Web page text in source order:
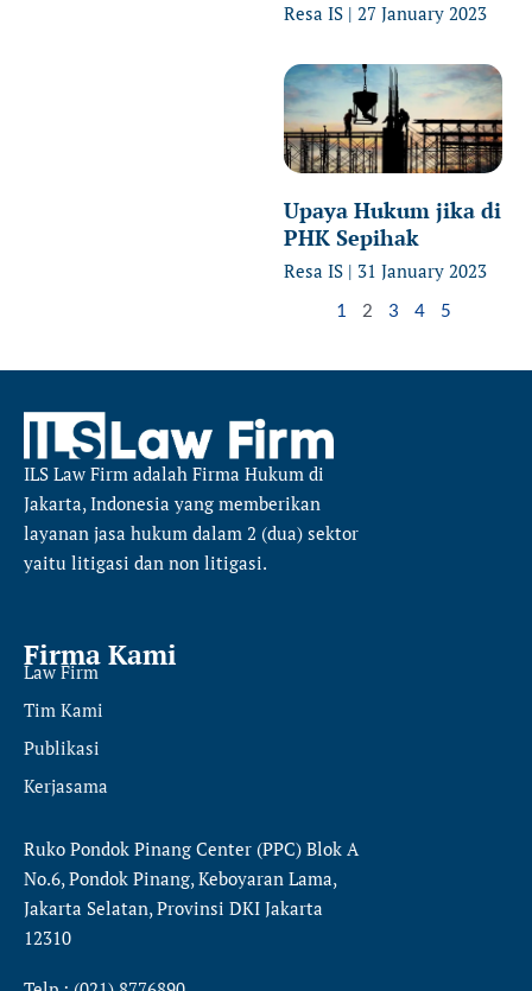
Resa IS 27 January 2023
Upaya Hukum jika di
PHK Sepihak
Resa IS 31 January 2023
1 2 3 4 5
ILS Law Firm adalah Firma Hukum di
Jakarta, Indonesia yang memberikan
layanan jasa hukum dalam 2 (dua) sektor
yaitu litigasi dan non litigasi.
Firma Kami
Law Firm
Tim Kami
Publikasi
Kerjasama
Ruko Pondok Pinang Center (PPC) Blok A
No.6, Pondok Pinang, Keboyaran Lama,
Jakarta Selatan, Provinsi DKI Jakarta
12310